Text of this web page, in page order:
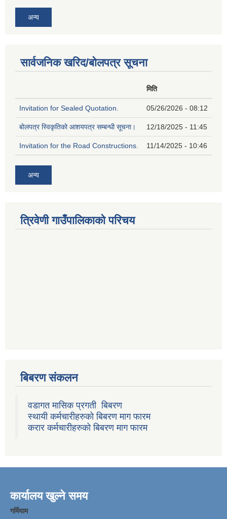
अन्य
सार्वजनिक खरिद/बोलपत्र सूचना
मिति
Invitation for Sealed Quotation. 05/26/2026 - 08:12
बोलपत्र स्विकृतिको आशयपत्र सम्बन्धी सूचना। 12/18/2025 - 11:45
Invitation for the Road Constructions. 11/14/2025 - 10:46
अन्य
त्रिवेणी गाउँपालिकाको परिचय
बिबरण संकलन
वडागत मासिक प्रगती बिबरण
स्थायी कर्मचारीहरुको बिबरण माग फारम
करार कर्मचारीहरुको बिबरण माग फारम
कार्यालय खुल्ने समय
गर्मियाम